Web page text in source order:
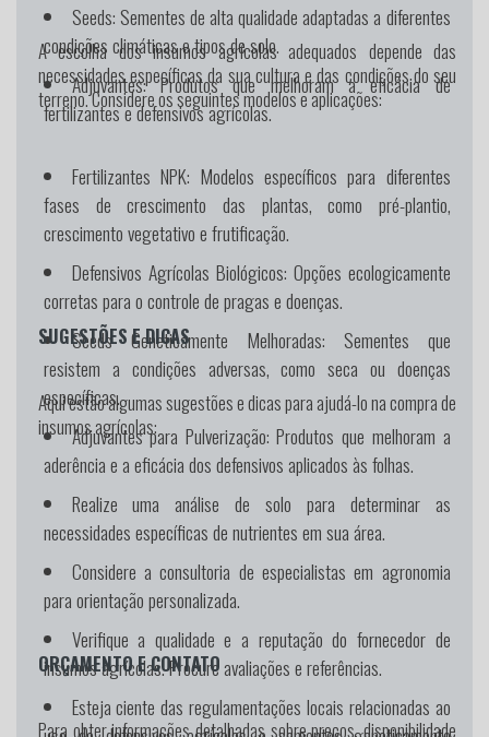
Seeds:Sementes de alta qualidade adaptadas a diferentes
condições climáticas e tipos de solo.
Adjuvantes:Produtos que melhoram a eficácia de
fertilizantes e defensivos agrícolas.
A escolha dos insumos agrícolas adequados depende das
necessidades específicas da sua cultura e das condições do seu
terreno. Considere os seguintes modelos e aplicações:
Fertilizantes NPK: Modelos específicos para diferentes
fases de crescimento das plantas, como pré-plantio,
crescimento vegetativo e frutificação.
Defensivos Agrícolas Biológicos: Opções ecologicamente
corretas para o controle de pragas e doenças.
Seeds Geneticamente Melhoradas: Sementes que
resistem a condições adversas, como seca ou doenças
específicas.
Adjuvantes para Pulverização: Produtos que melhoram a
aderência e a eficácia dos defensivos aplicados às folhas.
SUGESTÕES E DICAS
Aqui estão algumas sugestões e dicas para ajudá-lo na compra de
insumos agrícolas:
Realize uma análise de solo para determinar as
necessidades específicas de nutrientes em sua área.
Considere a consultoria de especialistas em agronomia
para orientação personalizada.
Verifique a qualidade e a reputação do fornecedor de
insumos agrícolas. Procure avaliações e referências.
Esteja ciente das regulamentações locais relacionadas ao
ORÇAMENTO E CONTATO
Para obter informações detalhadas sobre preços, disponibilidade